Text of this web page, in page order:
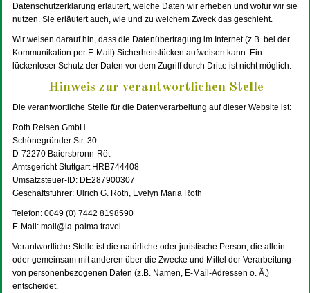
Datenschutzerklärung erläutert, welche Daten wir erheben und wofür wir sie
nutzen. Sie erläutert auch, wie und zu welchem Zweck das geschieht.
Wir weisen darauf hin, dass die Datenübertragung im Internet (z.B. bei der
Kommunikation per E-Mail) Sicherheitslücken aufweisen kann. Ein
lückenloser Schutz der Daten vor dem Zugriff durch Dritte ist nicht möglich.
Hinweis zur verantwortlichen Stelle
Die verantwortliche Stelle für die Datenverarbeitung auf dieser Website ist:
Roth Reisen GmbH
Schönegründer Str. 30
D-72270 Baiersbronn-Röt
Amtsgericht Stuttgart HRB744408
Umsatzsteuer-ID: DE287900307
Geschäftsführer: Ulrich G. Roth, Evelyn Maria Roth
Telefon: 0049 (0) 7442 8198590
E-Mail: mail@la-palma.travel
Verantwortliche Stelle ist die natürliche oder juristische Person, die allein
oder gemeinsam mit anderen über die Zwecke und Mittel der Verarbeitung
von personenbezogenen Daten (z.B. Namen, E-Mail-Adressen o. Ä.)
entscheidet.